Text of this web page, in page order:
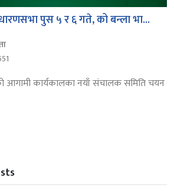
पुस ५ र ६ गते, को बन्ला भा...
आगामी कार्यकालका नयाँ संचालक समिति चयन